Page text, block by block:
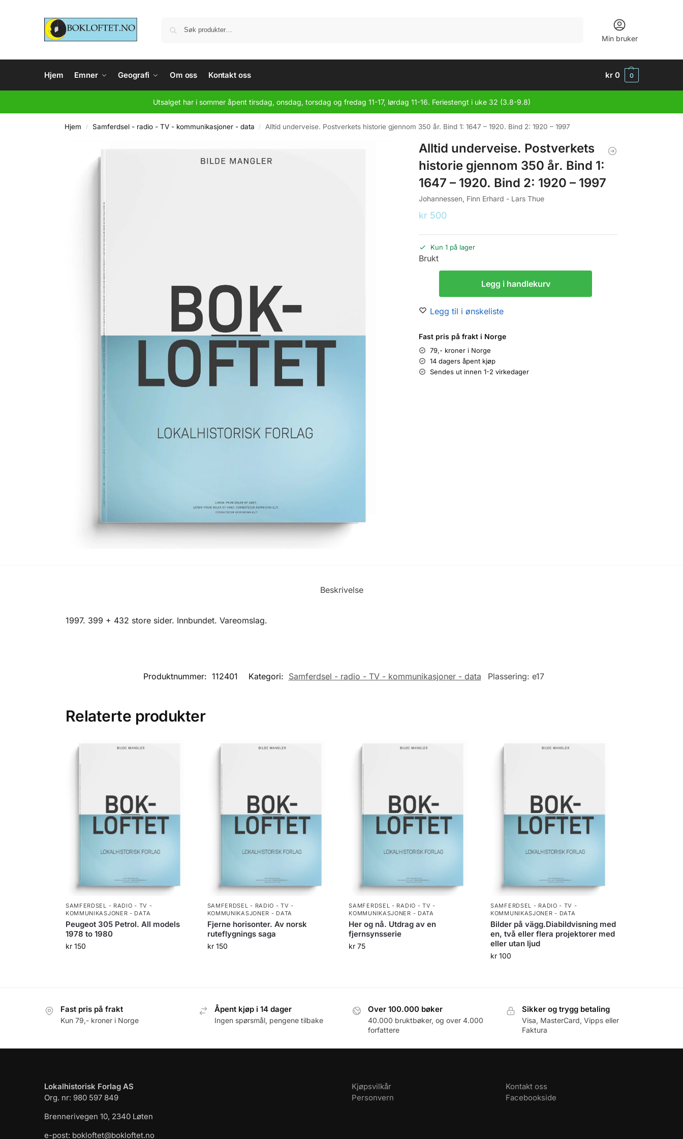
Min bruker
Hjem Emner Geografi Om oss Kontakt oss kr 0 0
Utsalget har i sommer åpent tirsdag, onsdag, torsdag og fredag 11-17, lørdag 11-16. Feriestengt i uke 32 (3.8-9.8)
Hjem / Samferdsel - radio - TV - kommunikasjoner - data / Alltid underveise. Postverkets historie gjennom 350 år. Bind 1: 1647 – 1920. Bind 2: 1920 – 1997
Alltid underveise. Postverkets
historie gjennom 350 år. Bind 1:
1647 – 1920. Bind 2: 1920 – 1997
Johannessen, Finn Erhard - Lars Thue
kr 500
Kun 1 på lager
Brukt
Legg i handlekurv
Legg til i ønskeliste
Fast pris på frakt i Norge
79,- kroner i Norge
14 dagers åpent kjøp
Sendes ut innen 1-2 virkedager
Beskrivelse
1997. 399 + 432 store sider. Innbundet. Vareomslag.
Produktnummer: 112401 Kategori: Samferdsel - radio - TV - kommunikasjoner - data Plassering: e17
Relaterte produkter
SAMFERDSEL - RADIO - TV -
KOMMUNIKASJONER - DATA
Peugeot 305 Petrol. All models
1978 to 1980
kr150
SAMFERDSEL - RADIO - TV -
KOMMUNIKASJONER - DATA
Fjerne horisonter. Av norsk
ruteflygnings saga
kr150
SAMFERDSEL - RADIO - TV -
KOMMUNIKASJONER - DATA
Her og nå. Utdrag av en
fjernsynsserie
kr 75
SAMFERDSEL - RADIO - TV -
KOMMUNIKASJONER - DATA
Bilder på vägg.Diabildvisning med
en, två eller flera projektorer med
eller utan ljud
kr 100
Fast pris på frakt
Kun 79,- kroner i Norge
Åpent kjøp i 14 dager
Ingen spørsmål, pengene tilbake
Over 100.000 bøker
40.000 bruktbøker, og over 4.000
forfattere
Sikker og trygg betaling
Visa, MasterCard, Vipps eller
Faktura
Lokalhistorisk Forlag AS
Org. nr: 980 597 849
Brennerivegen 10, 2340 Løten
e-post: bokloftet@bokloftet.no
Kjøpsvilkår
Personvern
Kontakt oss
Facebookside